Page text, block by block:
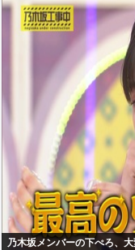
乃木坂メンバーの下ぺろ、